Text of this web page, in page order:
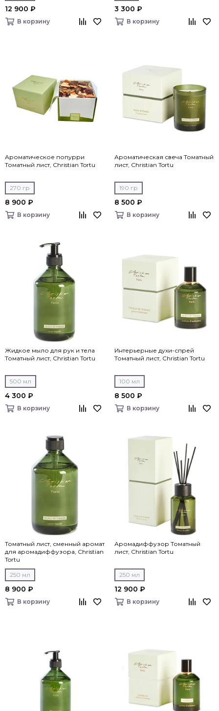
12 900 ₽
В корзину
3 300 ₽
В корзину
Ароматическое попурри
Томатный лист, Christian Tortu
270 гр
8 900 ₽
В корзину
Ароматическая свеча Томатный
лист, Christian Tortu
190 гр
8 500 ₽
В корзину
Жидкое мыло для рук и тела
Томатный лист, Christian Tortu
500 мл
4 300 ₽
В корзину
Интерьерные духи-спрей
Томатный лист, Christian Tortu
100 мл
8 500 ₽
В корзину
Томатный лист, сменный аромат
для аромадиффузора, Christian
Tortu
250 мл
8 900 ₽
В корзину
Аромадиффузор Томатный
лист, Christian Tortu
250 мл
12 900 ₽
В корзину